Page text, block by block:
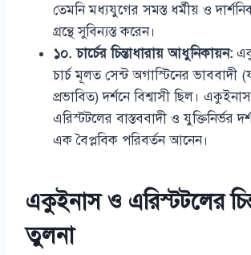
তেমনি মধ্যযুগের সমস্ত ধর্মীয় ও
গ্রন্থে সুবিন্যস্ত করেন।
১০. চার্চের চিন্তাধারায় আধুনিকায়ন:
চার্চ মূলত সেন্ট অগাস্টিনের ভাববাদী
প্রভাবিত) দর্শনে বিশ্বাসী ছিল।
এরিস্টটলের বাস্তববাদী ও যুক্তিনির্ভর
এক বৈপ্লবিক পরিবর্তন আনেন।
একুইনাস ও এরিস্টটলের
তুলনা